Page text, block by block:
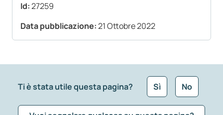
Id:27259
Data pubblicazione:21 Ottobre 2022
Ti è stata utile questa pagina? Sì No